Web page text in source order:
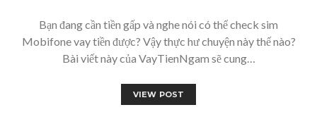
Bạn đang cần tiền gấp và nghe nói có thể check sim
Mobifone vay tiền được? Vậy thực hư chuyện này thế nào?
Bài viết này của VayTienNgam sẽ cung…
VIEW POST